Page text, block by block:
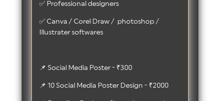
✅ Professional designers
✅ Canva / Corel Draw / photoshop /
Illustrater softwares
📌 Social Media Poster - ₹300
📌 10 Social Media Poster Design - ₹2000